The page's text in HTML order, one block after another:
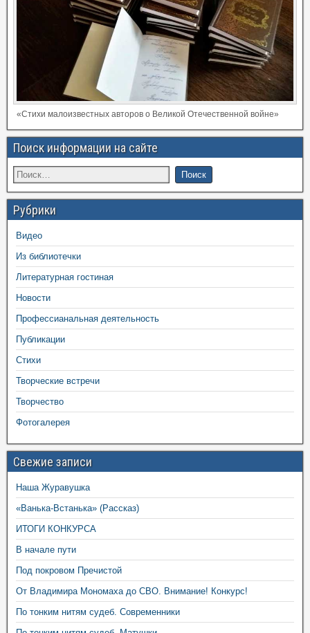
«Стихи малоизвестных авторов о Великой Отечественной войне»
Поиск информации на сайте
Рубрики
Видео
Из библиотечки
Литературная гостиная
Новости
Профессианальная деятельность
Публикации
Стихи
Творческие встречи
Творчество
Фотогалерея
Свежие записи
Наша Журавушка
«Ванька-Встанька» (Рассказ)
ИТОГИ КОНКУРСА
В начале пути
Под покровом Пречистой
От Владимира Мономаха до СВО. Внимание! Конкурс!
По тонким нитям судеб. Современники